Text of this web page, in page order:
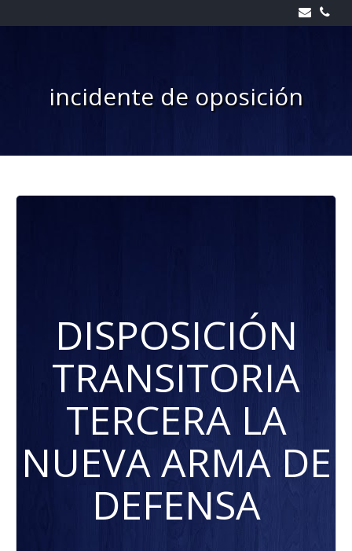
to
incidente de oposición
DISPOSICIÓN
TRANSITORIA
TERCERA LA
NUEVA ARMA DE
DEFENSA